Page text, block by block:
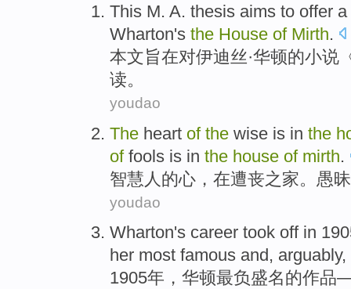
This M. A. thesis aims to offer
Wharton's the House of Mirth.
本文旨在对伊迪丝·华顿的小说
读。
youdao
The heart of the wise is in the
of fools is in the house of mirth.
智慧人 的心 ， 在遭丧之家。 愚
youdao
Wharton's career took off in
her most famous and, arguably,
1905年， 华顿最负盛名的作品